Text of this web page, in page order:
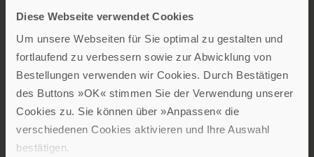
Diese Webseite verwendet Cookies
Um unsere Webseiten für Sie optimal zu gestalten und
fortlaufend zu verbessern sowie zur Abwicklung von
Bestellungen verwenden wir Cookies. Durch Bestätigen
des Buttons »OK« stimmen Sie der Verwendung unserer
Cookies zu. Sie können über »Anpassen« die
verschiedenen Cookies aktivieren und Ihre Auswahl
bestätigen.
Lebensfreude in farbenfroher Gestaltung: Persönliche
Geschenke mit wohltuenden Inspirationen. Irische
Segenswünsche und Geschenkbücher zum Thema älter
werden. Grußkarten für Geburtstage, zur Ermutigung, zu Trost
Verlag am Eschbach